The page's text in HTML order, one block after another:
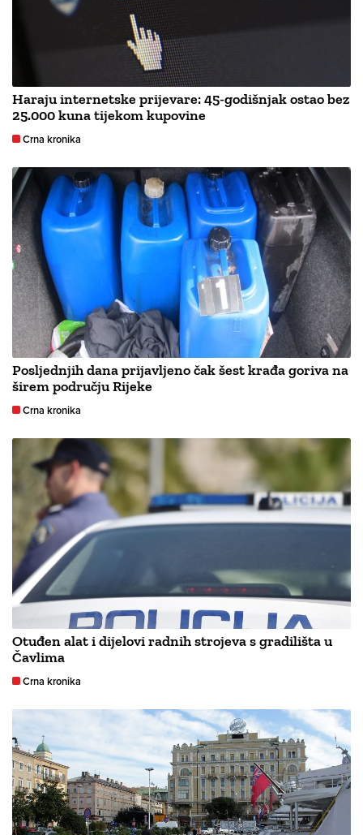
Haraju internetske prijevare: 45-godišnjak ostao bez
25.000 kuna tijekom kupovine
Crna kronika
Posljednjih dana prijavljeno čak šest krađa goriva na
širem području Rijeke
Crna kronika
Otuđen alat i dijelovi radnih strojeva s gradilišta u
Čavlima
Crna kronika